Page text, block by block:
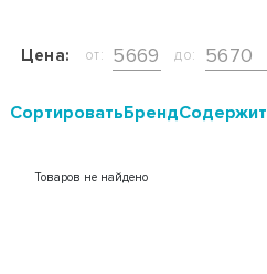
Цена: от: до:
CортироватьБрендСодержит
Товаров не найдено